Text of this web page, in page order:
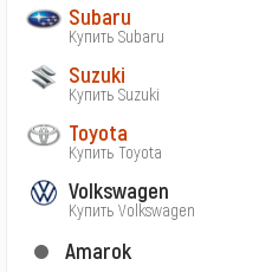
Subaru
Купить Subaru
Suzuki
Купить Suzuki
Toyota
Купить Toyota
Volkswagen
Купить Volkswagen
Amarok